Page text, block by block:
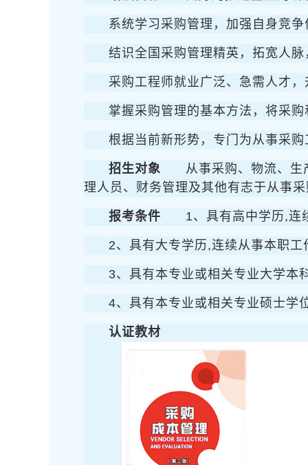
系统学习采购管理，加强自身竞争
结识全国采购管理精英，拓宽人
采购工程师就业广泛、急需人才
掌握采购管理的基本方法，将采
根据当前新形势，专门为从事采
招生对象
从事采购、物流、
理人员、财务管理及其他有志于从事
报考条件 1、具有高中学历,连
2、具有大专学历,连续从事本职工
3、具有本专业或相关专业大学本
4、具有本专业或相关专业硕士学
认证教材